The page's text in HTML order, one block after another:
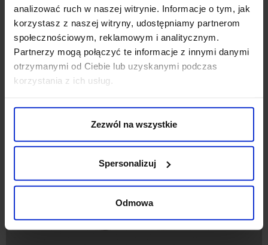
analizować ruch w naszej witrynie. Informacje o tym, jak
korzystasz z naszej witryny, udostępniamy partnerom
społecznościowym, reklamowym i analitycznym.
Partnerzy mogą połączyć te informacje z innymi danymi
otrzymanymi od Ciebie lub uzyskanymi podczas
korzystania z ich usług.
Zezwól na wszystkie
Spersonalizuj
Odmowa